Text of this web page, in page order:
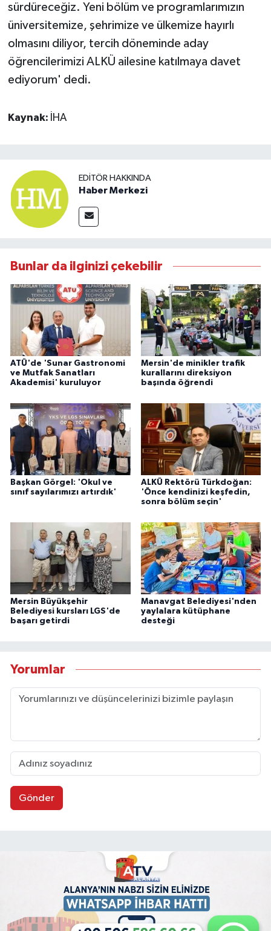
sürdüreceğiz. Yeni bölüm ve programlarımızın
üniversitemize, şehrimize ve ülkemize hayırlı
olmasını diliyor, tercih döneminde aday
öğrencilerimizi ALKÜ ailesine katılmaya davet
ediyorum' dedi.
Kaynak: İHA
EDITÖR HAKKINDA
Haber Merkezi
Bunlar da ilginizi çekebilir
ATÜ'de 'Sunar Gastronomi
ve Mutfak Sanatları
Akademisi' kuruluyor
Mersin'de minikler trafik
kurallarını direksiyon
başında öğrendi
Başkan Görgel: 'Okul ve
sınıf sayılarımızı artırdık'
ALKÜ Rektörü Türkdoğan:
'Önce kendinizi keşfedin,
sonra bölüm seçin'
Mersin Büyükşehir
Belediyesi kursları LGS'de
başarı getirdi
Manavgat Belediyesi'nden
yaylalara kütüphane
desteği
Yorumlar
Gönder